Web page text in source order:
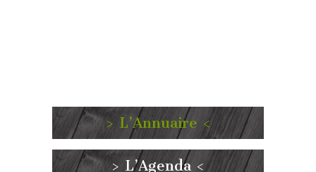
> L’Annuaire <
> L’Agenda <